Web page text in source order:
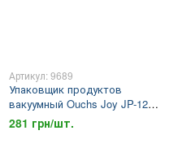
Артикул: 9689
Упаковщик продуктов
вакуумный Ouchs Joy JP-12Y
40шт 9689
281 грн/шт.